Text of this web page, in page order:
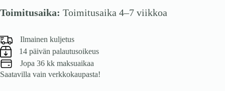
Toimitusaika: Toimitusaika 4–7 viikkoa
Ilmainen kuljetus
14 päivän palautusoikeus
Jopa 36 kk maksuaikaa
Saatavilla vain verkkokaupasta!